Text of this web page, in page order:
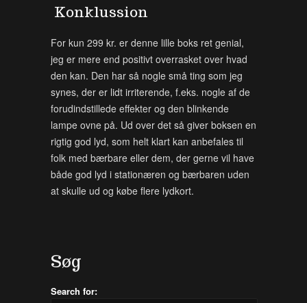
Konklussion
For kun 299 kr. er denne lille boks ret genial,
jeg er mere end positivt overrasket over hvad
den kan. Den har så nogle små ting som jeg
synes, der er lidt irriterende, f.eks. nogle af de
forudindstillede effekter og den blinkende
lampe ovne på. Ud over det så giver boksen en
rigtig god lyd, som helt klart kan anbefales til
folk med bærbare eller dem, der gerne vil have
både god lyd i stationæren og bærbaren uden
at skulle ud og købe flere lydkort.
Søg
Search for: